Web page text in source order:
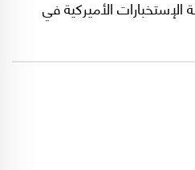
الإستخبارات الأميركية في
حل وإرتحل.